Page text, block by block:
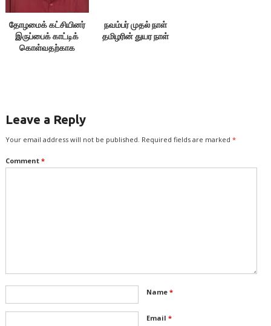
தோழமைக் கட்சியினர்
இருப்பைக் காட்டிக்
கொள்வதற்காக
நவம்பர் முதல் நாள்
தமிழரின் துயர நாள்
Leave a Reply
Your email address will not be published. Required fields are marked *
Comment *
Name *
Email *